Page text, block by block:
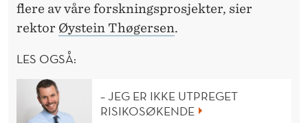
flere av våre forskningsprosjekter, sier
rektor Øystein Thøgersen.
LES OGSÅ:
– JEG ER IKKE UTPREGET
RISIKOSØKENDE